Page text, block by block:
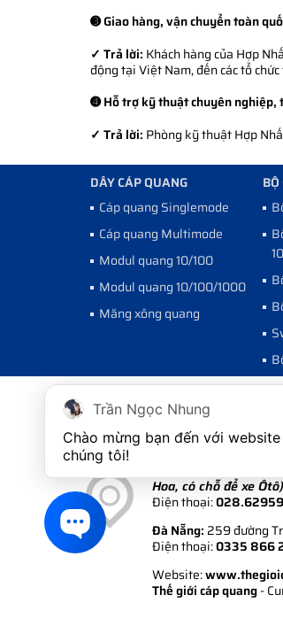
➌ Giao hàng, vận chuyển toàn
✓ Trả lời: Khách hàng của Hợp
động tại Việt Nam, đến các tổ
➍ Hỗ trợ kỹ thuật chuyên nghiệp,
✓ Trả lời: Phòng kỹ thuật Hợp
DÂY CÁP QUANG
Cáp quang Singlemode
Cáp quang Multimode
Modul quang 10/100
Modul quang 10/100/1000
Măng xông quang
CÔNG TY CỔ PHẦN
Hà Nội: Số 6A Ngõ
Điện thoại:024.35511
108/1/6
Hoa, có chỗ để xe Ôtô)
Điện thoại:
Đà Nẵng: 259 đường
Điện thoại:0335 866
Website:
Thế giới cáp quang-
Trần Ngọc Nhung
Chào mừng bạn đến với website
chúng tôi!